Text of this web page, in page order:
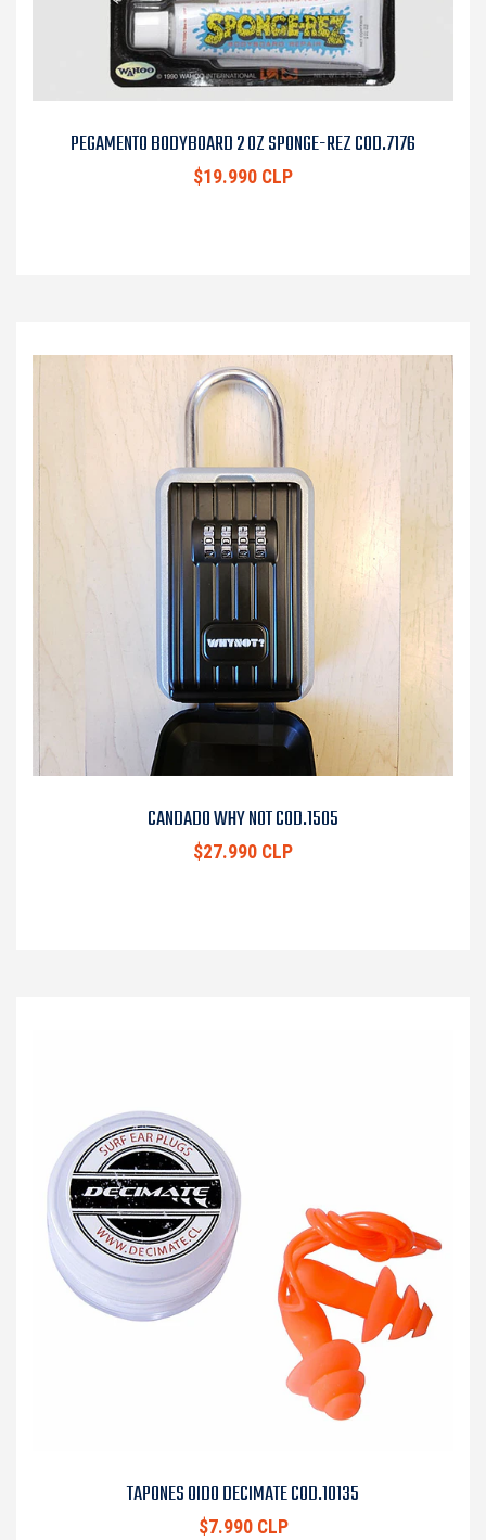
PEGAMENTO BODYBOARD 2 OZ SPONGE-REZ COD.7176
$19.990 CLP
CANDADO WHY NOT COD.1505
$27.990 CLP
TAPONES OIDO DECIMATE COD.10135
$7.990 CLP